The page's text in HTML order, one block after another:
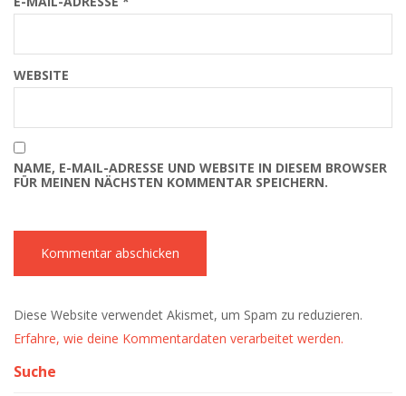
WEBSITE
NAME, E-MAIL-ADRESSE UND WEBSITE IN DIESEM BROWSER
FÜR MEINEN NÄCHSTEN KOMMENTAR SPEICHERN.
Diese Website verwendet Akismet, um Spam zu reduzieren.
Erfahre, wie deine Kommentardaten verarbeitet werden.
Suche